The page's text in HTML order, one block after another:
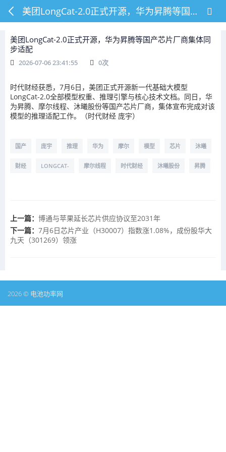
美团LongCat-2.0正式开源，华为昇腾等国产芯片厂商集体同步适配
美团LongCat-2.0正式开源，华为昇腾等国产芯片厂商集体同
步适配
2026-07-06 23:41:55 0次
时代财经获悉，7月6日，美团正式开源新一代基础大模型
LongCat-2.0全部模型权重、推理引擎与核心技术文档。同日，华
为昇腾、摩尔线程、沐曦股份等国产芯片厂商，集体宣布完成对该
模型的推理适配工作。（时代财经 庞宇）
国产 庞宇 推理 华为 摩尔 模型 芯片 沐曦
财经 LONGCAT- 摩尔线程 时代财经 沐曦股份 昇腾
上一篇： 博通与苹果延长芯片供应协议至2031年
下一篇： 7月6日芯片产业（H30007）指数涨1.08%，成份股华大
九天（301269）领涨
2026 © 电池功率网